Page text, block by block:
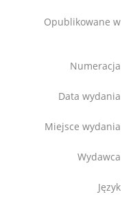
Opublikowane w
Numeracja
Data wydania
Miejsce wydania
Wydawca
Język